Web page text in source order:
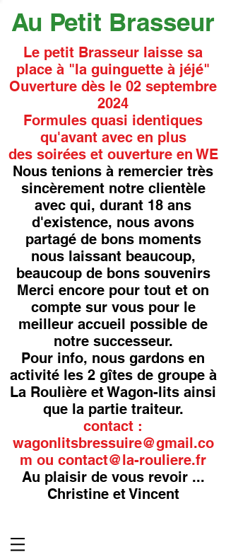
Au Petit Brasseur
Le petit Brasseur laisse sa
place à "la guinguette à jéjé"
Ouverture dès le 02 septembre
2024
Formules quasi identiques
qu'avant avec en plus
des soirées et ouverture en WE
Nous tenions à remercier très
sincèrement notre clientèle
avec qui, durant 18 ans
d'existence, nous avons
partagé de bons moments
nous laissant beaucoup,
beaucoup de bons souvenirs
Merci encore pour tout et on
compte sur vous pour le
meilleur accueil possible de
notre successeur.
Pour info, nous gardons en
activité les 2 gîtes de groupe à
La Roulière et Wagon-lits ainsi
que la partie traiteur.
contact :
wagonlitsbressuire@gmail.co
m ou contact@la-rouliere.fr
Au plaisir de vous revoir ...
Christine et Vincent